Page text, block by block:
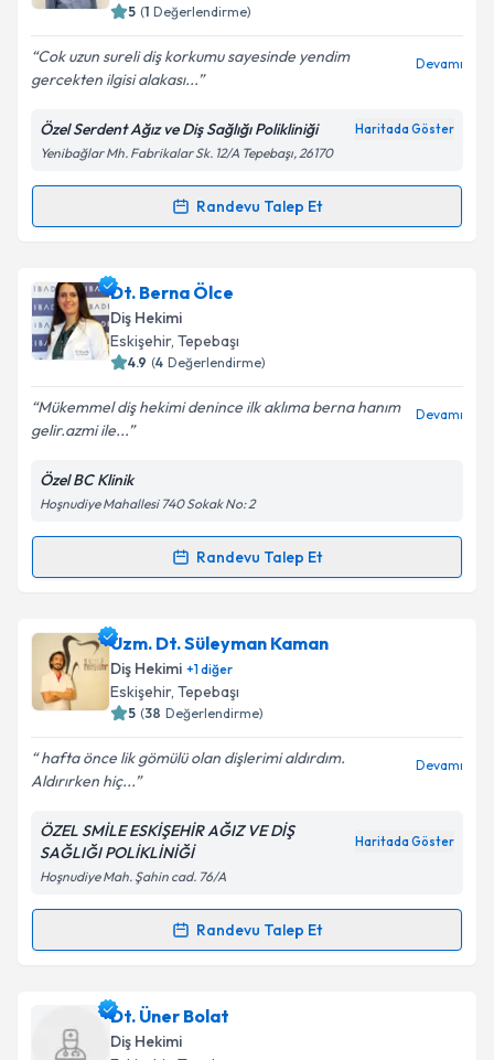
Kişisel verilerimin işlenmesine ilişkin
Aydınlatma
Metni'ni okudum ve kişisel verilerimin belirtilen
kapsamda işlenmesini kabul ediyorum.
5 (1 Değerlendirme)
Cok uzun sureli diş korkumu sayesinde yendim
gercekten ilgisi alakası...
Devamı
Özel Serdent Ağız ve Diş Sağlığı Polikliniği Haritada Göster
Yenibağlar Mh. Fabrikalar Sk. 12/A Tepebaşı, 26170
Randevu Talep Et
Randevu Takvimi Talebi
Dt. Serkan Toprakçıiçin randevu takvimi talebi
oluşturun. Size bu uzmandan randevu almanız için bir
takvim hazırlandığında e-posta ile bilgilendireceğiz.
Kişisel verilerimin işlenmesine ilişkin
Metni'ni okudum ve kişisel verilerimin belirtilen
kapsamda işlenmesini kabul ediyorum.
Dt. Berna Ölce
Diş Hekimi
Eskişehir, Tepebaşı
4.9 (4 Değerlendirme)
Mükemmel diş hekimi denince ilk aklıma berna hanım
gelir.azmi ile...
Devamı
Özel BC Klinik
Hoşnudiye Mahallesi 740 Sokak No: 2
Randevu Talep Et
Randevu Takvimi Talebi
Dt. Berna Ölceiçin randevu takvimi talebi oluşturun.
Size bu uzmandan randevu almanız için bir takvim
hazırlandığında e-posta ile bilgilendireceğiz.
Kişisel verilerimin işlenmesine ilişkin
Aydınlatma
Metni'ni okudum ve kişisel verilerimin belirtilen
kapsamda işlenmesini kabul ediyorum.
Takvim Talebini Gönder
Uzm. Dt. Süleyman Kaman
Diş Hekimi +1diğer
Eskişehir, Tepebaşı
5 (38 Değerlendirme)
hafta önce lik gömülü olan dişlerimi aldırdım.
Aldırırken hiç...
Devamı
ÖZEL SMİLE ESKİŞEHİR AĞIZ VE DİŞ
SAĞLIĞI POLİKLİNİĞİ
Haritada Göster
Hoşnudiye Mah. Şahin cad. 76/A
Randevu Talep Et
Randevu Takvimi Talebi
Uzm. Dt. Süleyman Kaman
talebi oluşturun. Size bu uzmandan randevu almanız
Dt. Üner Bolat
Diş Hekimi